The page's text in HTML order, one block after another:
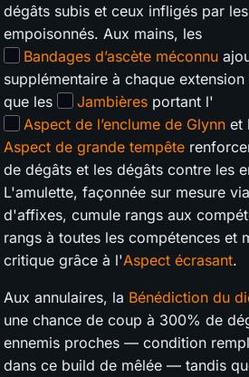
dégâts subis et ceux infligés par
empoisonnés. Aux mains, les
Bandages d’ascète méconnu
supplémentaire à chaque
que les
Jambières portant l'
Aspect de l’enclume de Glynn et
Aspect de grande tempête
de dégâts et les dégâts contre les
L'amulette, façonnée sur mesure
d'affixes, cumule rangs aux
rangs à toutes les compétences et
critique grâce à l'Aspect écrasant.
Aux annulaires, la Bénédiction du
une chance de coup à 300% de
ennemis proches — condition
dans ce build de mêlée — tandis